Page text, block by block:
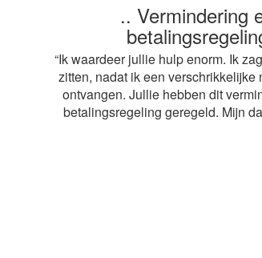
.. Snelle
“ Heel erg bedankt voor de snelle
mijn aangifte. Op advies van mijn
gebruik gemaakt van jullie
mag volgend jaar weer